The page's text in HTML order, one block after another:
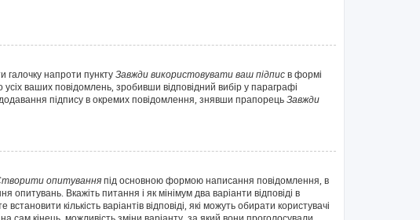
галочку напроти пункту Завжди використовувати ваш підпис в формі
ваших повідомлень, зробивши відповідний вибір у параграфі
підпису в окремих повідомлення, знявши прапорець Завжди
опитування під основною формою написання повідомлення, в
Вкажіть питання і як мінімум два варіанти відповіді в
кількість варіантів відповіді, які можуть обирати користувачі